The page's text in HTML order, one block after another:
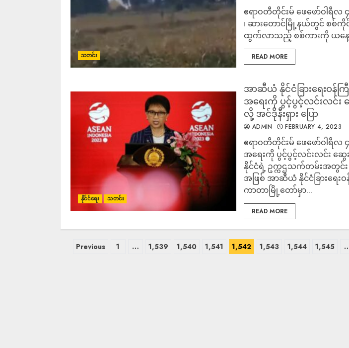
သတင်း
ဧရာဝတီတိုင်းမ် ဖေဖော်ဝါရီ
၊ ဆားတောင်မြို့နယ်တွင် စစ်ကို
ထွက်လာသည့် စစ်ကားကို ယနေ့ဖ
READ MORE
နိုင်ငံရေး သတင်း
အာဆီယံ နိုင်ငံခြားရေးဝန်က
အရေးကို ပွင့်ပွင့်လင်းလင်း
လို့ အင်ဒိုနီးရှား ပြော
ADMIN FEBRUARY 4, 2023
ဧရာဝတီတိုင်းမ် ဖေဖော်ဝါရီလ
အရေးကို ပွင့်ပွင့်လင်းလင်း ဆွေး
နိုင်ငံရဲ့ ဥက္ကဌသက်တမ်းအတွင်
အဖြစ် အာဆီယံ နိုင်ငံခြားရေး
ကာတာမြို့တော်မှာ...
READ MORE
Previous 1 … 1,539 1,540 1,541 1,542 1,543 1,544 1,545